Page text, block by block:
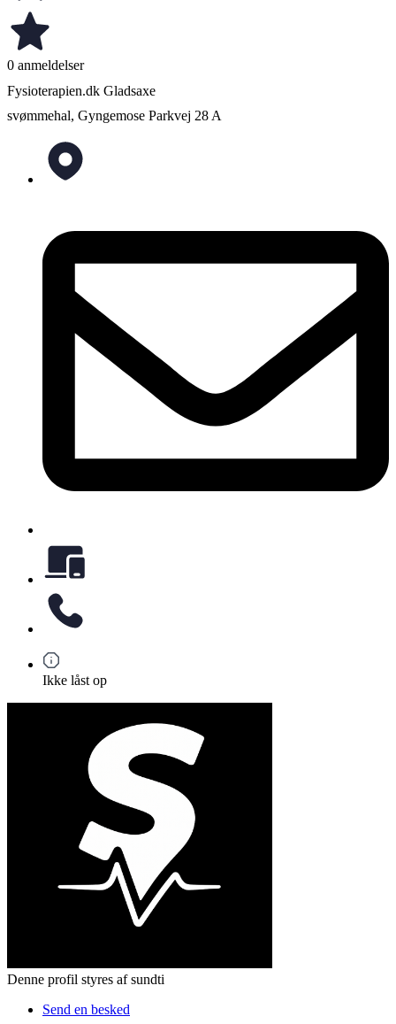
0 anmeldelser
Fysioterapien.dk Gladsaxe
svømmehal, Gyngemose Parkvej 28 A
Ikke låst op
Denne profil styres af sundti
Send en besked